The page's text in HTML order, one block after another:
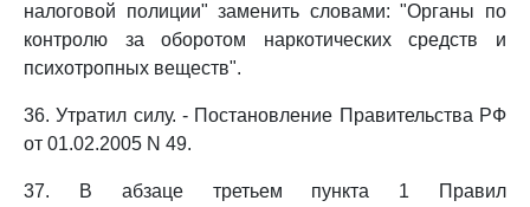
налоговой полиции" заменить словами: "Органы по
контролю за оборотом наркотических средств и
психотропных веществ".
36. Утратил силу. - Постановление Правительства РФ
от 01.02.2005 N 49.
37. В абзаце третьем пункта 1 Правил